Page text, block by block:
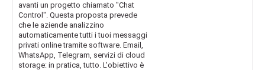
avanti un progetto chiamato "Chat
Control". Questa proposta prevede
che le aziende analizzino
automaticamente tutti i tuoi messaggi
privati online tramite software. Email,
WhatsApp, Telegram, servizi di cloud
storage: in pratica, tutto. L'obiettivo è